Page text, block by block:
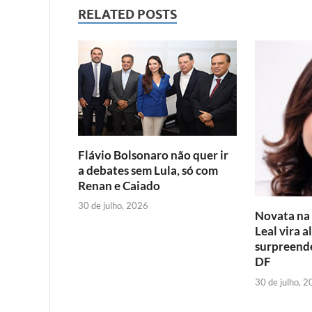
b
o
o
k
A
p
p
RELATED POSTS
Flávio Bolsonaro não quer ir
a debates sem Lula, só com
Renan e Caiado
30 de julho, 2026
Novata
Leal vira
DF
30 de julho,